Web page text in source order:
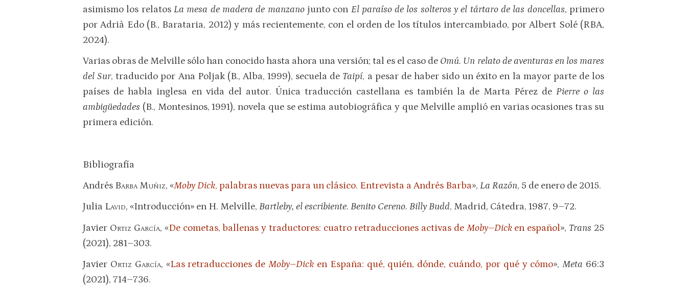
asimismo los relatos La mesa de madera de manzano junto con El paraíso de los solteros y el tártaro de las doncellas, primero
por Adrià Edo (B., Barataria, 2012) y más recientemente, con el orden de los títulos intercambiado, por Albert Solé (RBA,
2024).
Varias obras de Melville sólo han conocido hasta ahora una versión; tal es el caso de Omú. Un relato de aventuras en los mares
del Sur, traducido por Ana Poljak (B., Alba, 1999), secuela de Taipí, a pesar de haber sido un éxito en la mayor parte de los
países de habla inglesa en vida del autor. Única traducción castellana es también la de Marta Pérez de Pierre o las
ambigüedades (B., Montesinos, 1991), novela que se estima autobiográfica y que Melville amplió en varias ocasiones tras su
primera edición.
Bibliografía
Andrés Barba Muñiz, «Moby Dick, palabras nuevas para un clásico. Entrevista a Andrés Barba», La Razón, 5 de enero de 2015.
Julia Lavid, «Introducción» en H. Melville, Bartleby, el escribiente. Benito Cereno. Billy Budd, Madrid, Cátedra, 1987, 9–72.
Javier Ortiz García, «De cometas, ballenas y traductores: cuatro retraducciones activas de Moby–Dicken español», Trans 25
(2021), 281–303.
Javier Ortiz García, «Las retraducciones deMoby–Dick en España: qué, quién, dónde, cuándo, por qué y cómo»,Meta 66:3
(2021), 714–736.